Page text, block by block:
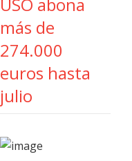
más de
274.000
euros hasta
julio